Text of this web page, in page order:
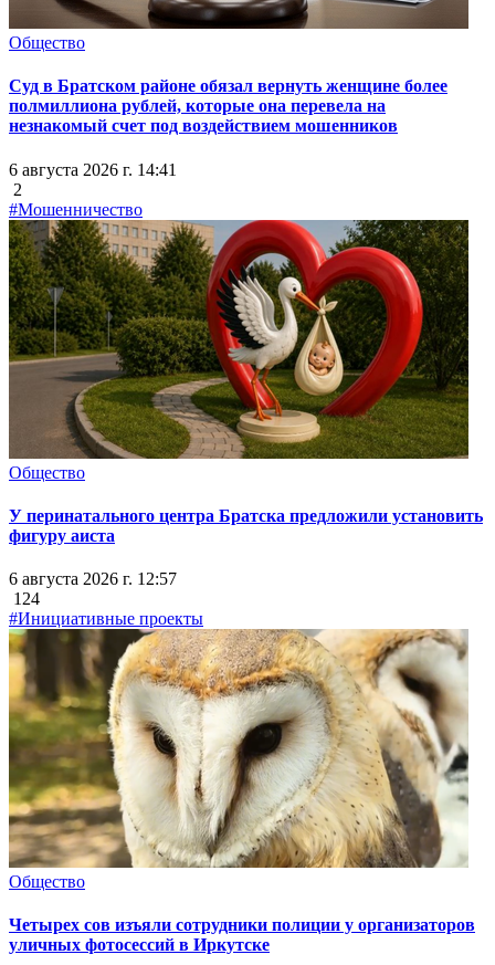
Общество
Суд в Братском районе обязал вернуть женщине более
полмиллиона рублей, которые она перевела на
незнакомый счет под воздействием мошенников
6 августа 2026 г. 14:41
2
#Мошенничество
Общество
У перинатального центра Братска предложили установить
фигуру аиста
6 августа 2026 г. 12:57
124
#Инициативные проекты
Общество
Четырех сов изъяли сотрудники полиции у организаторов
уличных фотосессий в Иркутске